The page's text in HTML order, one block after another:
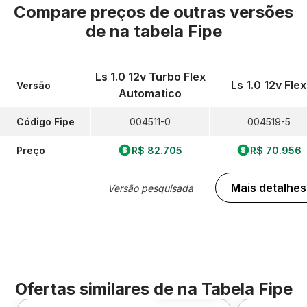
Compare preços de outras versões
de na tabela Fipe
Versão
Código Fipe
Preço
Ls 1.0 12v Turbo Flex
Automatico
004511-0
R$ 82.705
Versão pesquisada
Ls 1.0 12v Flex
004519-5
R$ 70.956
Mais detalhes
Ofertas similares de na Tabela Fipe
Foto 360º